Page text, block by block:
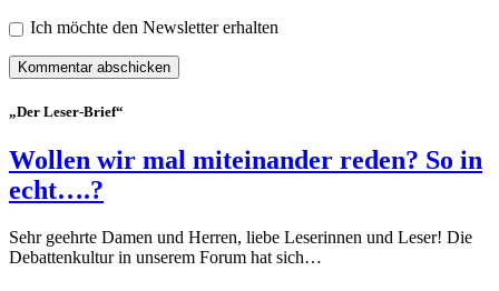
Ich möchte den Newsletter erhalten
„Der Leser-Brief“
Wollen wir mal miteinander reden? So in
echt….?
Sehr geehrte Damen und Herren, liebe Leserinnen und Leser! Die
Debattenkultur in unserem Forum hat sich…